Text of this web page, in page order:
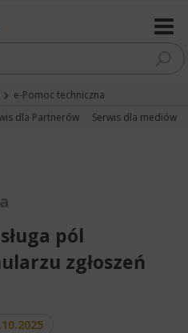
e-Pomoc techniczna
dla Partnerów
Serwis dla mediów
pól
zgłoszeń